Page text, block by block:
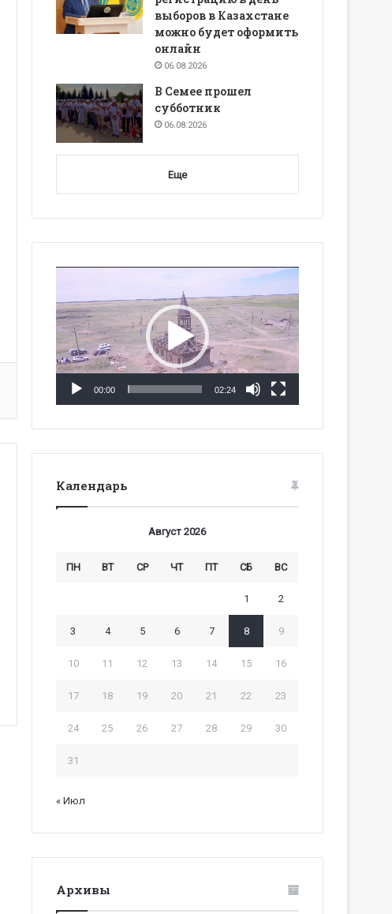
выборов в Казахстане
можно будет оформить
онлайн
06.08.2026
В Семее прошел
субботник
06.08.2026
Еще
00:00 02:24
Календарь
Август 2026
ПН ВТ СР ЧТ ПТ СБ ВС
1 2
3 4 5 6 7 8 9
10 11 12 13 14 15 16
17 18 19 20 21 22 23
24 25 26 27 28 29 30
31
« Июл
Архивы